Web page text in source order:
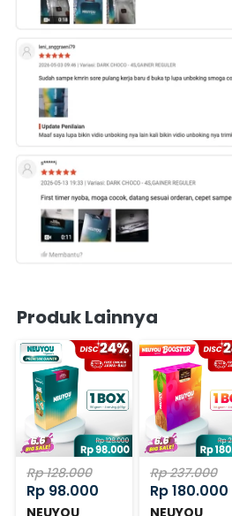
Produk Lainnya
Rp 128.000
Rp 98.000
NEUYOU
Rp 237.000
Rp 180.000
NEUYOU